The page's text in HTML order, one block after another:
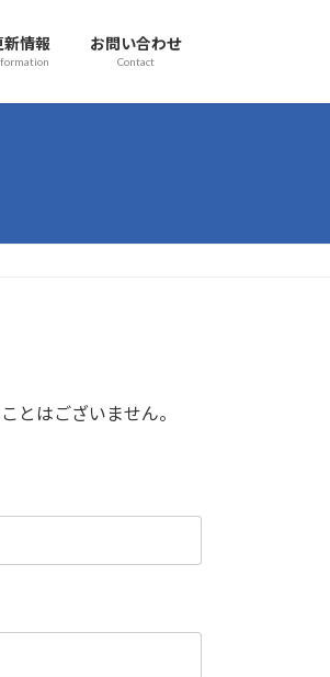
新情報 お問い合わせ
Contact
とはございません。